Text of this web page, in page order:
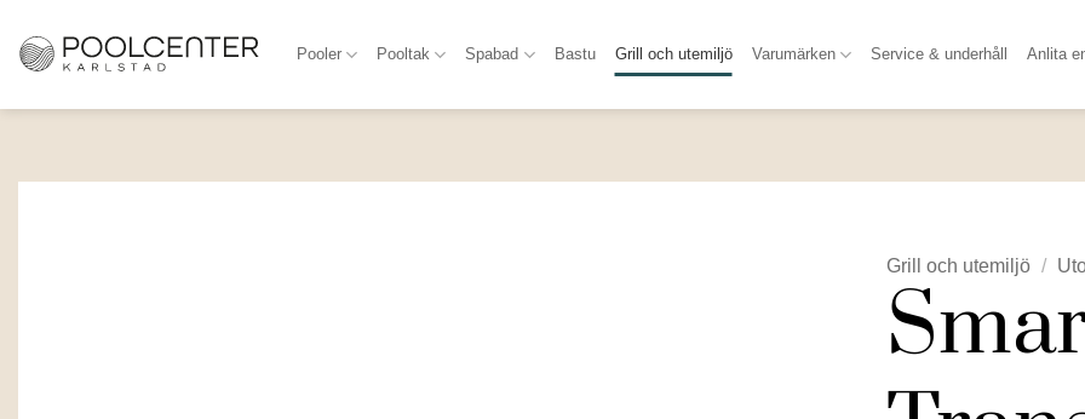
content
Pooler Pooltak Spabad Bastu Grill och utemiljö Varumärken Service & underhåll Anlita
Grill och utemiljö /